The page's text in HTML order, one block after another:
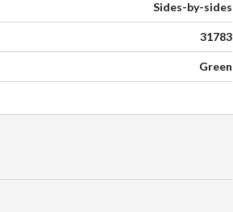
Sides-by-sides
31783
Green